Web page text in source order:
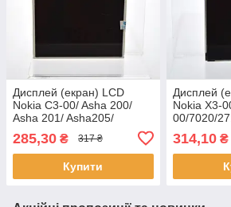
Дисплей (екран) LCD
Nokia C3-00/ Asha 200/
Asha 201/ Asha205/
Asha210/ Asha302/ E5-00/
X2-01 HC
285,30 ₴ 317 ₴
Купити
Дисплей
Nokia X3-
00/7020/
314,10₴